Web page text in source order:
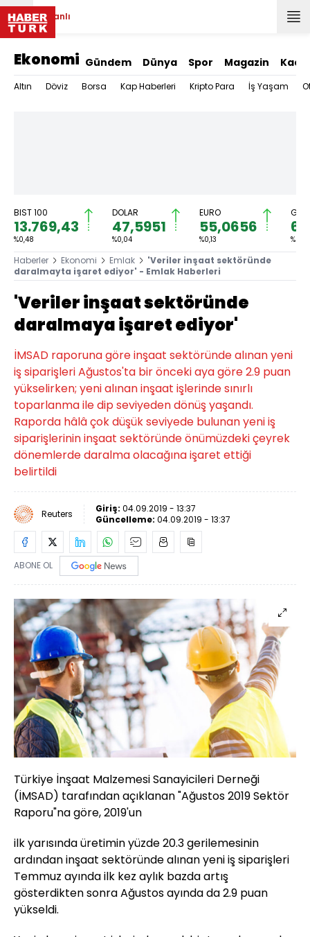
Canlı
Ekonomi Gündem Dünya Spor Magazin
Altın Döviz Borsa Kap Haberleri Kripto Para İş Yaşam
BIST 100
13.769,43
%0,48
DOLAR
47,5951
%0,04
EURO
55,0656
%0,13
Haberler Ekonomi Emlak
'Veriler inşaat sektöründe
daralmayta işaret ediyor' - Emlak Haberleri
'Veriler inşaat sektöründe
daralmaya işaret ediyor'
İMSAD raporuna göre inşaat sektöründe alınan yeni
iş siparişleri Ağustos'ta bir önceki aya göre 2.9 puan
yükselirken; yeni alınan inşaat işlerinde sınırlı
toparlanma ile dip seviyeden dönüş yaşandı.
Raporda hâlâ çok düşük seviyede bulunan yeni iş
siparişlerinin inşaat sektöründe önümüzdeki çeyrek
dönemlerde daralma olacağına işaret ettiği
belirtildi
Reuters Giriş: 04.09.2019 - 13:37
Güncelleme: 04.09.2019 - 13:37
ABONE OL
Türkiye İnşaat Malzemesi Sanayicileri Derneği
(İMSAD) tarafından açıklanan "Ağustos 2019 Sektör
Raporu"na göre, 2019'un
ilk yarısında üretimin yüzde 20.3 gerilemesinin
ardından inşaat sektöründe alınan yeni iş siparişleri
Temmuz ayında ilk kez aylık bazda artış
gösterdikten sonra Ağustos ayında da 2.9 puan
yükseldi.